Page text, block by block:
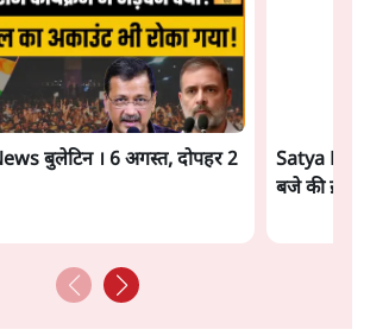
बुलेटिन । 6 अगस्त, दोपहर 2
Satya
बजे की ख़बरें